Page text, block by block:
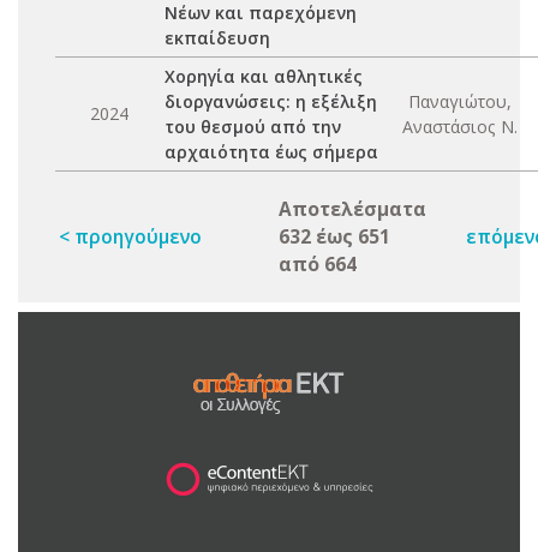
Νέων και παρεχόμενη
εκπαίδευση
2024
Χορηγία και αθλητικές
διοργανώσεις: η εξέλιξη
του θεσμού από την
αρχαιότητα έως σήμερα
Παναγιώτου,
Αναστάσιος Ν.
< προηγούμενο
Αποτελέσματα
632 έως 651
από 664